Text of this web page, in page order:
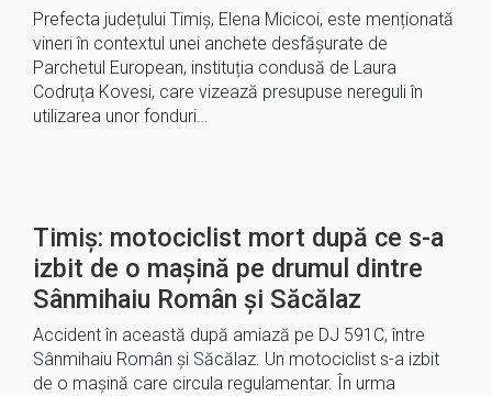
Prefecta județului Timiș, Elena Micicoi, este menționată
vineri în contextul unei anchete desfășurate de
Parchetul European, instituția condusă de Laura
Codruța Kovesi, care vizează presupuse nereguli în
utilizarea unor fonduri…
Timiș: motociclist mort după ce s-a
izbit de o mașină pe drumul dintre
Sânmihaiu Român și Săcălaz
Accident în această după amiază pe DJ 591C, între
Sânmihaiu Român și Săcălaz. Un motociclist s-a izbit
de o mașină care circula regulamentar. În urma